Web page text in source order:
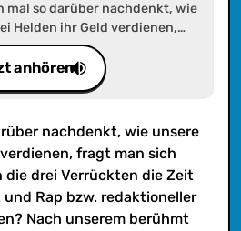
mal so darüber nachdenkt, wie
Helden ihr Geld verdienen,
sich schnell: wie konnten die
die Zeit zwischen
und Rap bzw. redaktioneller
Podcast über den
folgt daher nun der Podcast mit
Nebenjobs und den
Erfahrungen als
anhören
nachdenkt, wie unsere
fragt man sich
die drei Verrückten die Zeit
Rap bzw. redaktioneller
Nach unserem berühmt